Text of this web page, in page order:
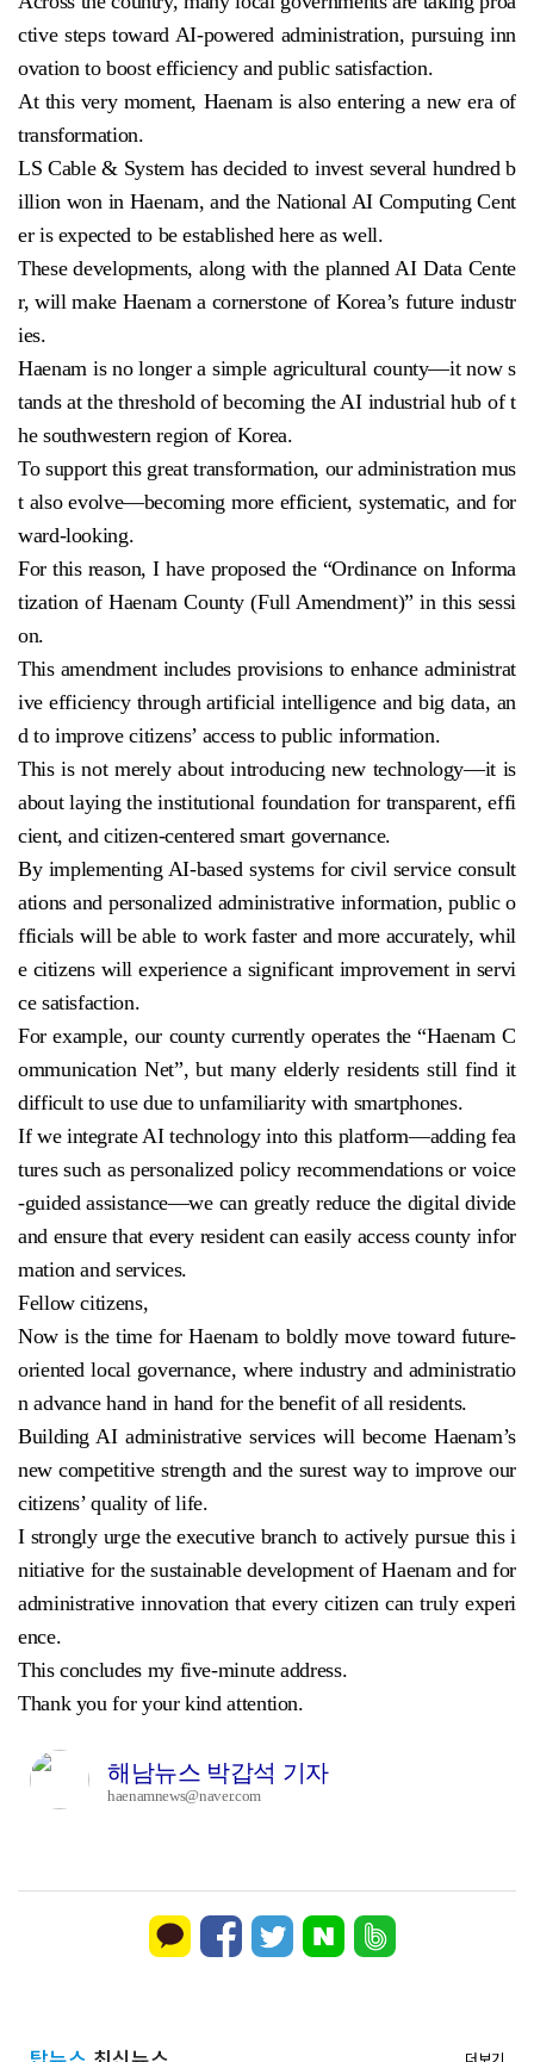
ctive steps toward AI-powered administration, pursuing inn
ovation to boost efficiency and public satisfaction.
At this very moment, Haenam is also entering a new era of
transformation.
LS Cable & System has decided to invest several hundred b
illion won in Haenam, and the National AI Computing Cent
er is expected to be established here as well.
These developments, along with the planned AI Data Cente
r, will make Haenam a cornerstone of Korea’s future industr
ies.
Haenam is no longer a simple agricultural county—it now s
tands at the threshold of becoming the AI industrial hub of t
he southwestern region of Korea.
To support this great transformation, our administration mus
t also evolve—becoming more efficient, systematic, and for
ward-looking.
For this reason, I have proposed the “Ordinance on Informa
tization of Haenam County (Full Amendment)” in this sessi
on.
This amendment includes provisions to enhance administrat
ive efficiency through artificial intelligence and big data, an
d to improve citizens’ access to public information.
This is not merely about introducing new technology—it is
about laying the institutional foundation for transparent, effi
cient, and citizen-centered smart governance.
By implementing AI-based systems for civil service consult
ations and personalized administrative information, public o
fficials will be able to work faster and more accurately, whil
e citizens will experience a significant improvement in servi
ce satisfaction.
For example, our county currently operates the “Haenam C
ommunication Net”, but many elderly residents still find it
difficult to use due to unfamiliarity with smartphones.
If we integrate AI technology into this platform—adding fea
tures such as personalized policy recommendations or voice
-guided assistance—we can greatly reduce the digital divide
and ensure that every resident can easily access county infor
mation and services.
Fellow citizens,
Now is the time for Haenam to boldly move toward future-
oriented local governance, where industry and administratio
n advance hand in hand for the benefit of all residents.
Building AI administrative services will become Haenam’s
new competitive strength and the surest way to improve our
citizens’ quality of life.
I strongly urge the executive branch to actively pursue this i
nitiative for the sustainable development of Haenam and for
administrative innovation that every citizen can truly experi
ence.
This concludes my five-minute address.
Thank you for your kind attention.
해남뉴스 박갑석 기자
haenamnews@naver.com
더보기